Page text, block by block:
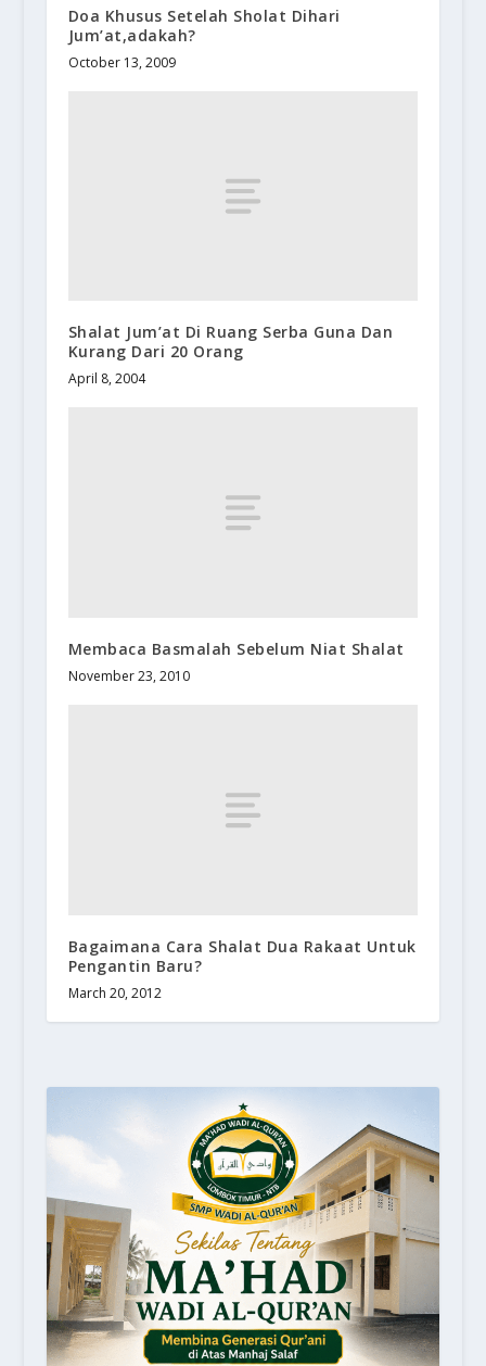
Doa Khusus Setelah Sholat Dihari
Jum’at,adakah?
October 13, 2009
Shalat Jum’at Di Ruang Serba Guna Dan
Kurang Dari 20 Orang
April 8, 2004
Membaca Basmalah Sebelum Niat Shalat
November 23, 2010
Bagaimana Cara Shalat Dua Rakaat Untuk
Pengantin Baru?
March 20, 2012